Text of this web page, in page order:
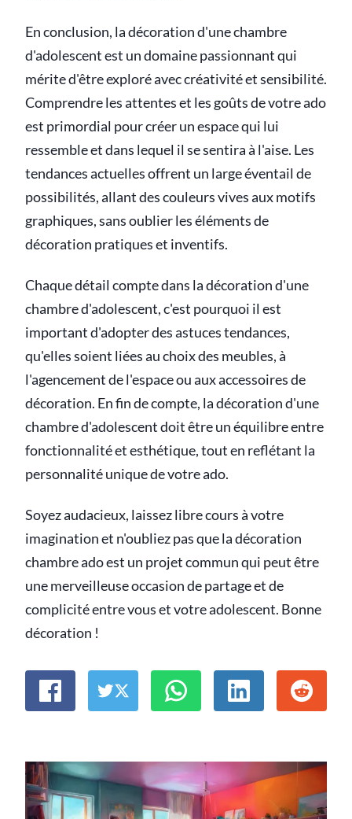
En conclusion, la décoration d'une chambre
d'adolescent est un domaine passionnant qui
mérite d'être exploré avec créativité et sensibilité.
Comprendre les attentes et les goûts de votre ado
est primordial pour créer un espace qui lui
ressemble et dans lequel il se sentira à l'aise. Les
tendances actuelles offrent un large éventail de
possibilités, allant des couleurs vives aux motifs
graphiques, sans oublier les éléments de
décoration pratiques et inventifs.
Chaque détail compte dans la décoration d'une
chambre d'adolescent, c'est pourquoi il est
important d'adopter des astuces tendances,
qu'elles soient liées au choix des meubles, à
l'agencement de l'espace ou aux accessoires de
décoration. En fin de compte, la décoration d'une
chambre d'adolescent doit être un équilibre entre
fonctionnalité et esthétique, tout en reflétant la
personnalité unique de votre ado.
Soyez audacieux, laissez libre cours à votre
imagination et n'oubliez pas que la décoration
chambre ado est un projet commun qui peut être
une merveilleuse occasion de partage et de
complicité entre vous et votre adolescent. Bonne
décoration !